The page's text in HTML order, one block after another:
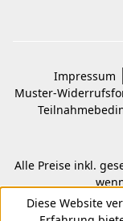
Impressum
Muster-
Alle Preise inkl.
© 2026
Diese Website